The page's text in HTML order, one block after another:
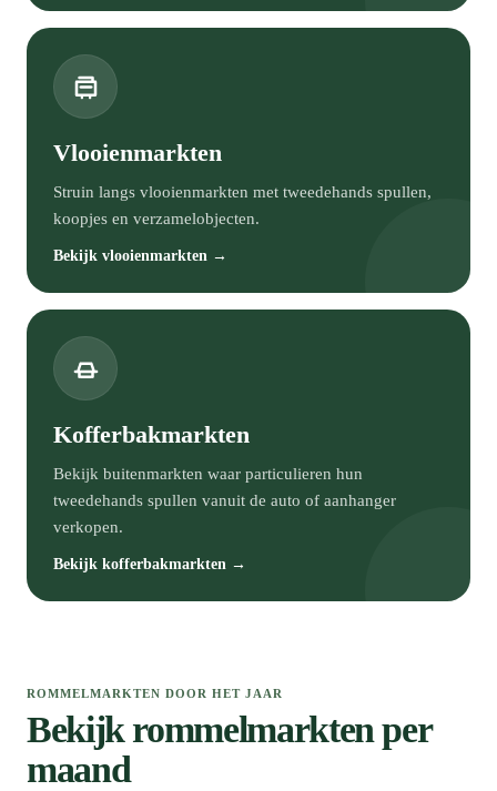
Vlooienmarkten
Struin langs vlooienmarkten met tweedehands spullen,
koopjes en verzamelobjecten.
Bekijk vlooienmarkten →
Kofferbakmarkten
Bekijk buitenmarkten waar particulieren hun
tweedehands spullen vanuit de auto of aanhanger
verkopen.
Bekijk kofferbakmarkten →
ROMMELMARKTEN DOOR HET JAAR
Bekijk rommelmarkten per
maand